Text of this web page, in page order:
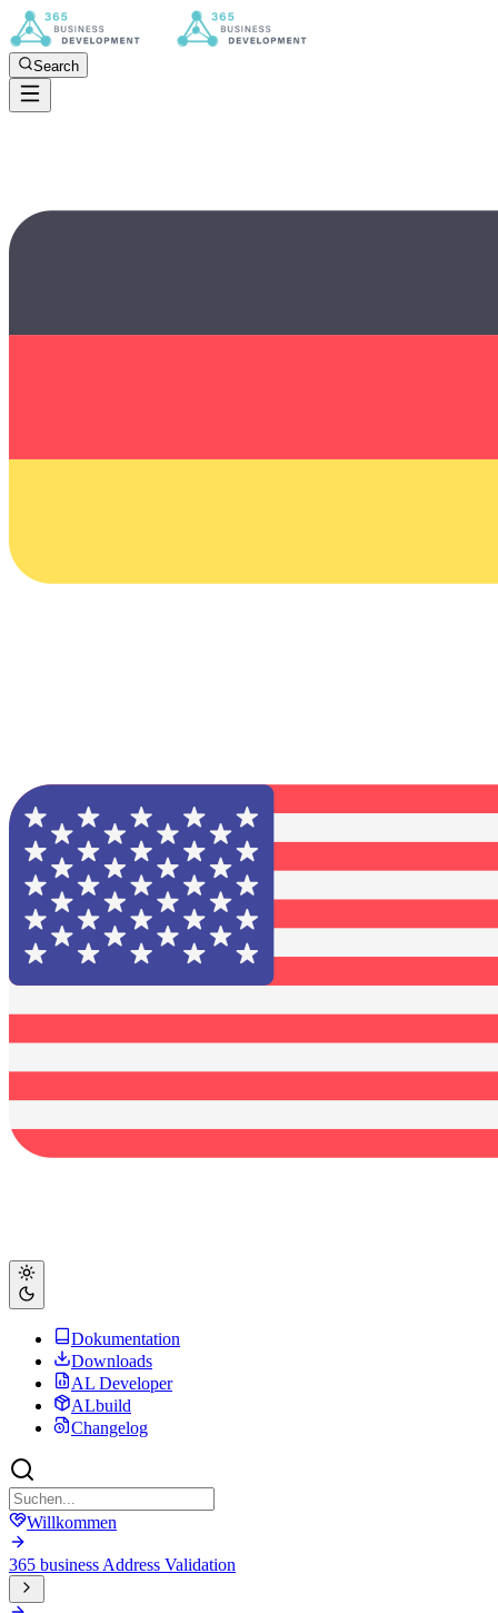
Search
Dokumentation
Downloads
AL Developer
ALbuild
Changelog
Willkommen
365 business Address Validation